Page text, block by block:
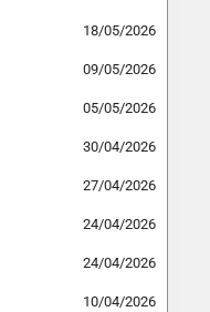
18/05/2026
09/05/2026
05/05/2026
30/04/2026
27/04/2026
24/04/2026
24/04/2026
10/04/2026